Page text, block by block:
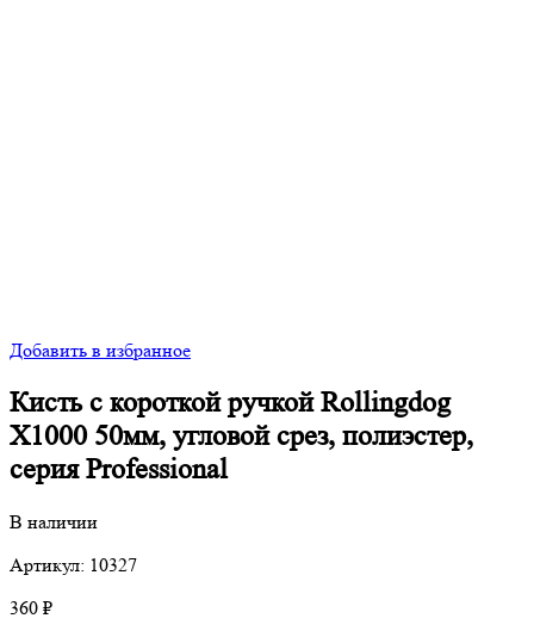
Добавить в избранное
Кисть с короткой ручкой Rollingdog
X1000 50мм, угловой срез, полиэстер,
серия Professional
В наличии
Артикул: 10327
360 ₽